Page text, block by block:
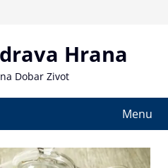
Hrana
Dobar Zivot
Menu